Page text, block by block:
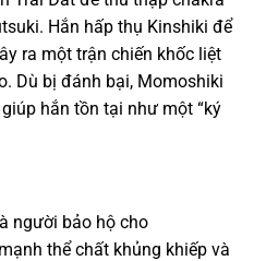
Hắn hấp thụ Kinshiki để
ra một trận chiến khốc liệt
Dù bị đánh bại, Momoshiki
hắn tồn tại như một “ký
người bảo hộ cho
thể chất khủng khiếp và